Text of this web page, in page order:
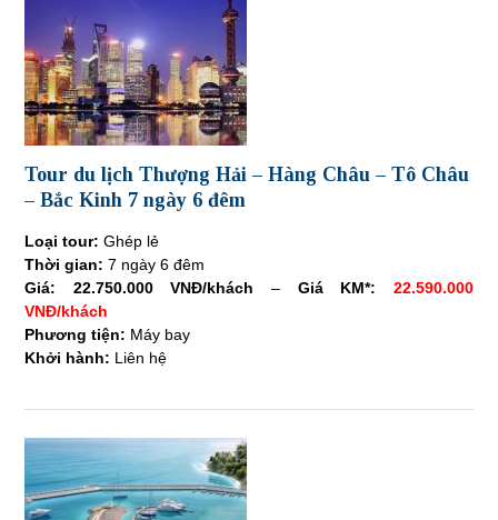
Tour du lịch Thượng Hải – Hàng Châu – Tô Châu
– Bắc Kinh 7 ngày 6 đêm
Loại tour: Ghép lẻ
Thời gian: 7 ngày 6 đêm
Giá:
22.750.000 VNĐ/khách – Giá KM*:
22.590.000
VNĐ/khách
Phương tiện: Máy bay
Khởi hành: Liên hệ